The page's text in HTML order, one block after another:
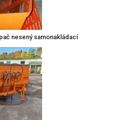
nesený samonakládací